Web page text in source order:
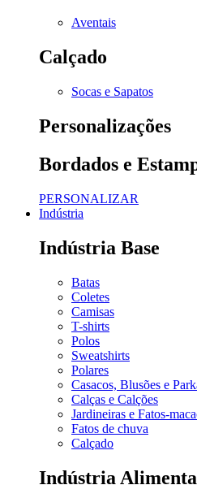
Aventais
Calçado
Socas e Sapatos
Personalizações
Bordados e
PERSONALIZAR
Indústria
Indústria Base
Batas
Coletes
Camisas
T-shirts
Polos
Sweatshirts
Polares
Casacos, Blusões e
Calças e Calções
Jardineiras e Fatos-
Fatos de chuva
Calçado
Indústria